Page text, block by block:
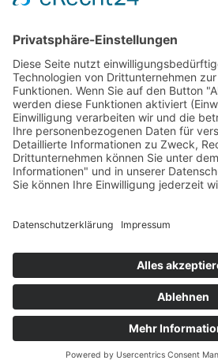
Inhaltsstoffe/
Health Claims
Sonstiges
FAQ